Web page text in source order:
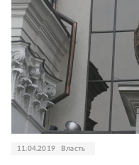
11.04.2019 Власть